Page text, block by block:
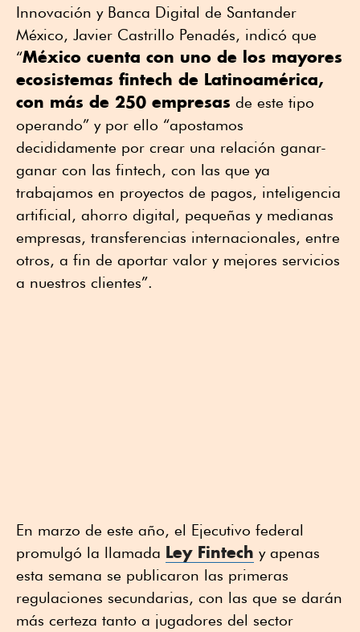
Innovación y Banca Digital de Santander
México, Javier Castrillo Penadés, indicó que
“México cuenta con uno de los mayores
ecosistemas fintech de Latinoamérica,
con más de 250 empresas de este tipo
operando” y por ello “apostamos
decididamente por crear una relación ganar-
ganar con las fintech, con las que ya
trabajamos en proyectos de pagos, inteligencia
artificial, ahorro digital, pequeñas y medianas
empresas, transferencias internacionales, entre
otros, a fin de aportar valor y mejores servicios
a nuestros clientes”.
En marzo de este año, el Ejecutivo federal
promulgó la llamada Ley Fintech y apenas
esta semana se publicaron las primeras
regulaciones secundarias, con las que se darán
más certeza tanto a jugadores del sector